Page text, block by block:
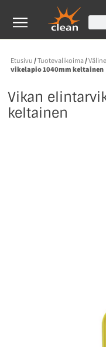
Etusivu /Tuotevalikoima/
vikelapio 1040mm keltainen
Vikan
keltainen